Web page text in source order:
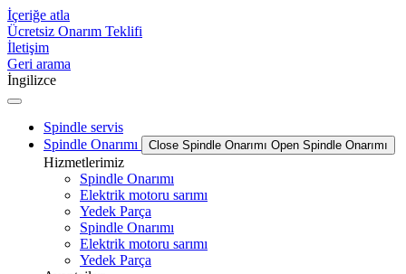
İçeriğe atla
Ücretsiz Onarım Teklifi
İletişim
Geri arama
İngilizce
Spindle servis
Spindle Onarımı
Close Spindle Onarımı Open Spindle Onarımı
Hizmetlerimiz
Spindle Onarımı
Elektrik motoru sarımı
Yedek Parça
Spindle Onarımı
Elektrik motoru sarımı
Yedek Parça